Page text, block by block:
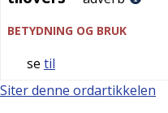
BETYDNING OG BRUK
se til
Siter denne ordartikkelen